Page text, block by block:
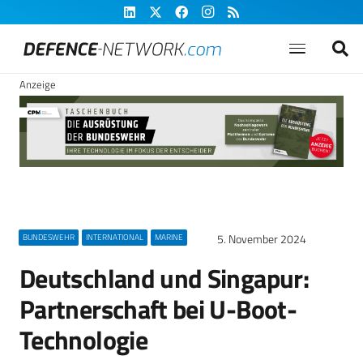
Anzeige
BUNDESWEHR INTERNATIONAL MARINE 5. November 2024
Deutschland und Singapur:
Partnerschaft bei U-Boot-
Technologie